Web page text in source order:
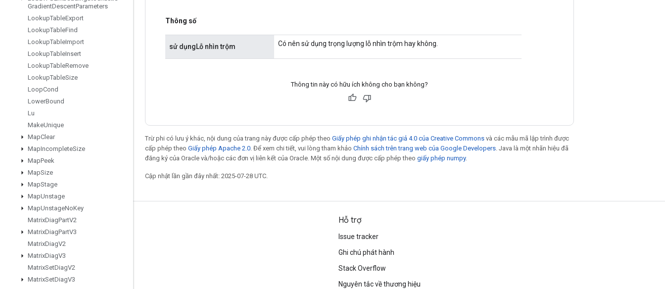
GradientDescentParameters
LookupTableExport
LookupTableFind
LookupTableImport
LookupTableInsert
LookupTableRemove
LookupTableSize
LoopCond
LowerBound
Lu
MakeUnique
MapClear
MapIncompleteSize
MapPeek
MapSize
MapStage
MapUnstage
MapUnstageNoKey
MatrixDiagPartV2
MatrixDiagPartV3
MatrixDiagV2
MatrixDiagV3
MatrixSetDiagV2
MatrixSetDiagV3
Thông số
sử dụngLỗ nhìn trộm Có nên sử dụng trọng lượng lỗ nhìn trộm hay không.
Thông tin này có hữu ích không cho bạn không?
Trừ phi có lưu ý khác, nội dung của trang này được cấp phép theo Giấy phép ghi nhận tác giả 4.0 của Creative Commons và các mẫu mã lập trình được
cấp phép theo Giấy phép Apache 2.0 . Để xem chi tiết, vui lòng tham khảo Chính sách trên trang web của Google Developers . Java là một nhãn hiệu đã
đăng ký của Oracle và/hoặc các đơn vị liên kết của Oracle. Một số nội dung được cấp phép theo giấy phép numpy.
Cập nhật lần gần đây nhất: 2025-07-28 UTC.
Giữ liên lạc
Blog
Diễn đàn
GitHub
Twitter
Hỗ trợ
Issue tracker
Ghi chú phát hành
Stack Overflow
Nguyên tắc về thương hiệu